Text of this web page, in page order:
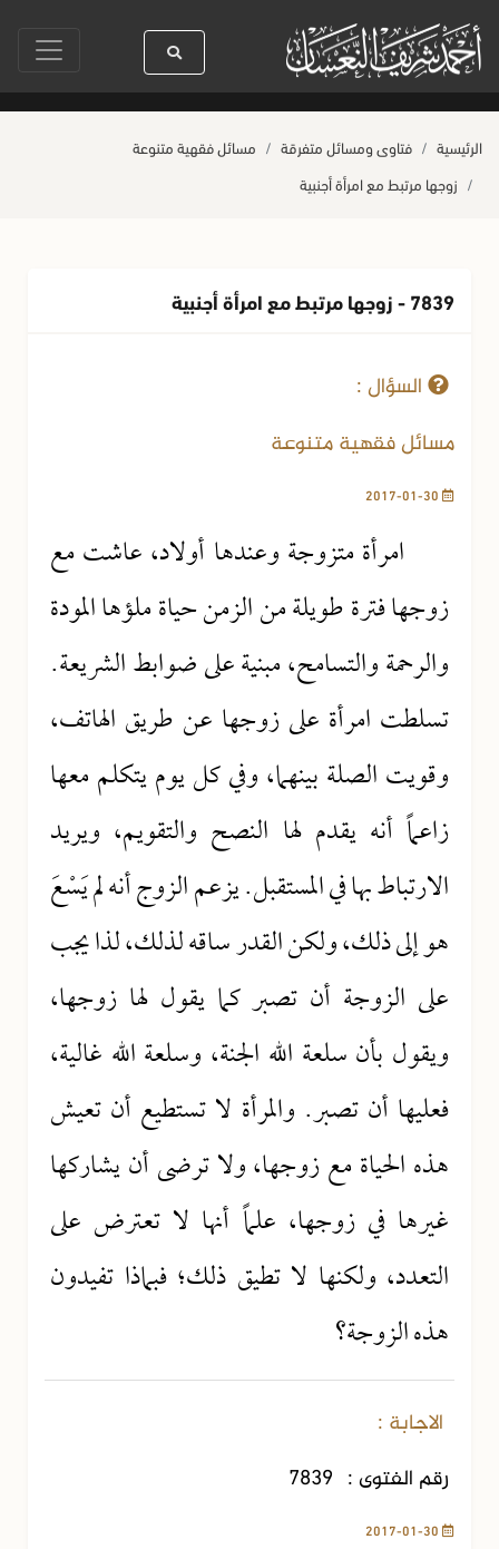
ﷺ كله رحمة صلاة آخر أربعاء من صفر حياة القلوب وصحتها بالعمل
الرئيسية فتاوى ومسائل متفرقة
مسائل فقهية متنوعة
زوجها مرتبط مع امرأة أجنبية
7839 - زوجها مرتبط مع امرأة أجنبية
السؤال :
مسائل فقهية متنوعة
امرأة متزوجة وعندها أولاد، عاشت مع
زوجها فترة طويلة من الزمن حياة ملؤها المودة
والرحمة والتسامح، مبنية على ضوابط الشريعة.
تسلطت امرأة على زوجها عن طريق الهاتف،
وقويت الصلة بينهما، وفي كل يوم يتكلم معها
زاعماً أنه يقدم لها النصح والتقويم، ويريد
الارتباط بها في المستقبل. يزعم الزوج أنه لم يَسْعَ
هو إلى ذلك، ولكن القدر ساقه لذلك، لذا يجب
على الزوجة أن تصبر كما يقول لها زوجها،
ويقول بأن سلعة الله الجنة، وسلعة الله غالية،
فعليها أن تصبر. والمرأة لا تستطيع أن تعيش
هذه الحياة مع زوجها، ولا ترضى أن يشاركها
غيرها في زوجها، علماً أنها لا تعترض على
التعدد، ولكنها لا تطيق ذلك؛ فبماذا تفيدون
هذه الزوجة؟
الاجابة :
رقم الفتوى : 7839